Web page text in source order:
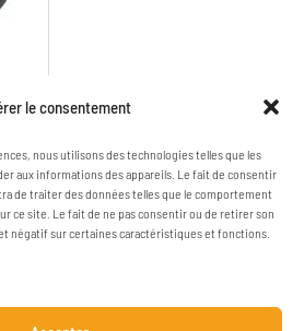
le consentement
nous utilisons des technologies telles que les
aux informations des appareils. Le fait de consentir
de traiter des données telles que le comportement
ce site. Le fait de ne pas consentir ou de retirer son
négatif sur certaines caractéristiques et fonctions.